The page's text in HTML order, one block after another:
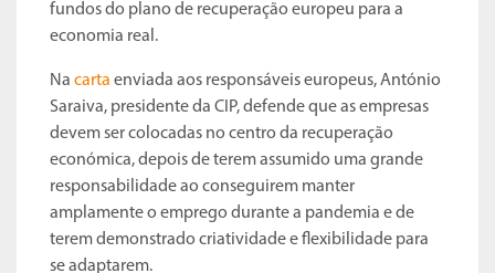
fundos do plano de recuperação europeu para a
economia real.
Na carta enviada aos responsáveis europeus, António
Saraiva, presidente da CIP, defende que as empresas
devem ser colocadas no centro da recuperação
económica, depois de terem assumido uma grande
responsabilidade ao conseguirem manter
amplamente o emprego durante a pandemia e de
terem demonstrado criatividade e flexibilidade para
se adaptarem.